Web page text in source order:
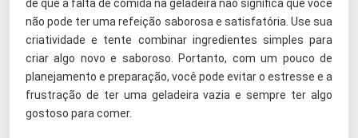
de que a falta de comida na geladeira não significa que você
não pode ter uma refeição saborosa e satisfatória. Use sua
criatividade e tente combinar ingredientes simples para
criar algo novo e saboroso. Portanto, com um pouco de
planejamento e preparação, você pode evitar o estresse e a
frustração de ter uma geladeira vazia e sempre ter algo
gostoso para comer.